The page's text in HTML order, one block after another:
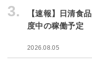
3.
【速報】日清食
度中の稼働予定
2026.08.05